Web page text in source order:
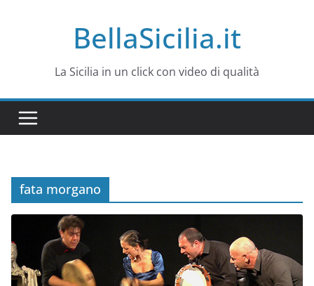
BellaSicilia.it
La Sicilia in un click con video di qualità
fata morgano